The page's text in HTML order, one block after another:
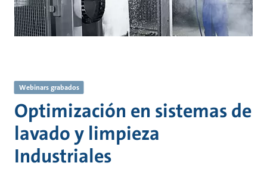
Webinars grabados
Optimización en sistemas de
lavado y limpieza
Industriales